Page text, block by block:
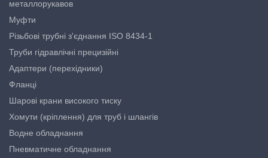
металлорукавов
Муфти
Різьбові трубні з'єднання ISO 8434-1
Труби гідравлічні прецизійні
Адаптери (перехідники)
Фланці
Шарові крани високого тиску
Хомути (кріплення) для труб і шлангів
Водне обладнання
Пневматичне обладнання